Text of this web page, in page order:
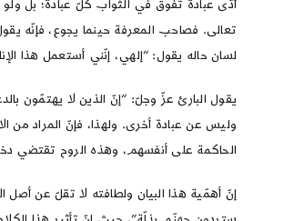
أدّى عبادةً تفوق في الثواب كلّ عبادة؛ بل ولو
تعالى. فصاحب المعرفة حينما يجوع، فإنّه
لسان حاله يقول: “إلهي، إنّني أستعمل هذا
يقول البارئ عزّ وجلّ: “إنّ الذين لا يهتمّون
وليس عن عبادة أخرى. ولهذا، فإنّ المراد من
الحاكمة على أنفسهم، وهذه الروح تقتضي
إنّ أهمّية هذا البيان ولطافته لا تقلّ عن